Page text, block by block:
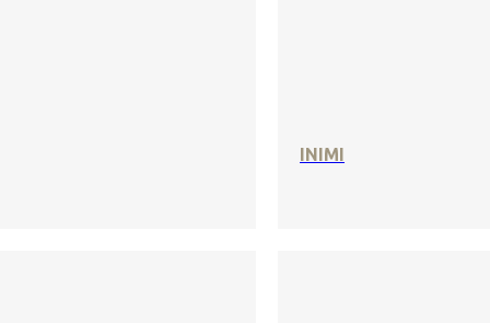
INIMI